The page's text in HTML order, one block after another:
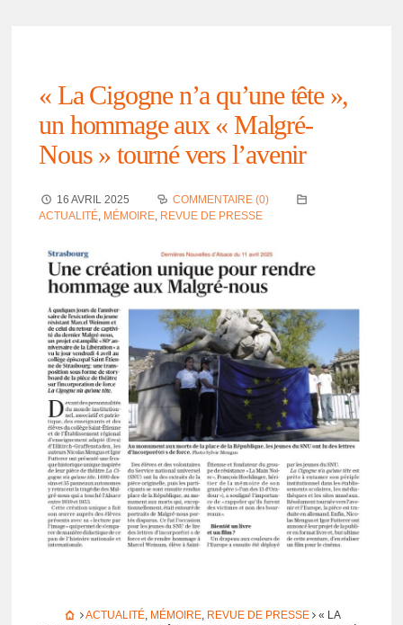
« La Cigogne n’a qu’une tête »,
un hommage aux « Malgré-
Nous » tourné vers l’ave­nir
16 AVRIL 2025
COMMENTAIRE (0)
ACTUALITÉ, MÉMOIRE, REVUE DE PRESSE
ACTUALITÉ, MÉMOIRE, REVUE DE PRESSE « LA